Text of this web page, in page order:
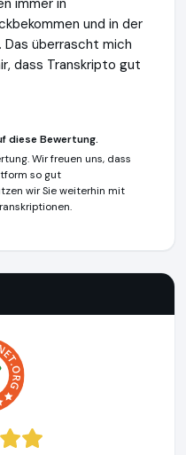
immer in
und in der
Das überrascht mich
dass Transkripto gut
diese Bewertung.
Wir freuen uns, dass
so gut
wir Sie weiterhin mit